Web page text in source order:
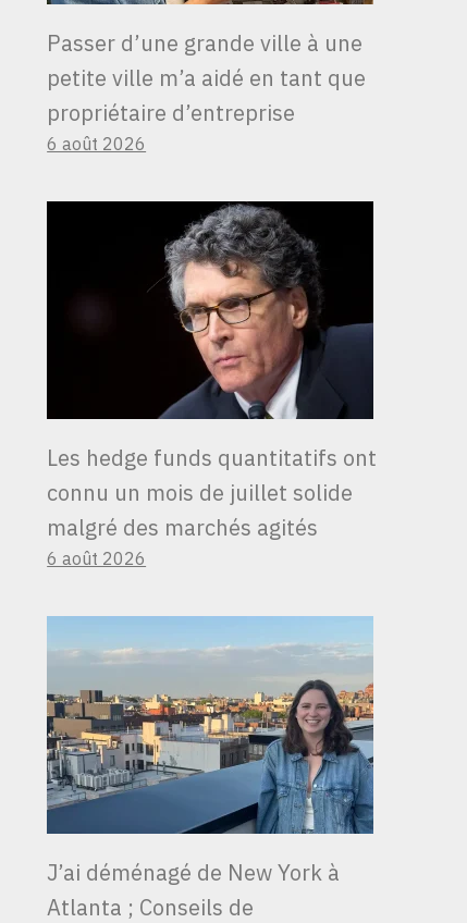
Passer d’une grande ville à une
petite ville m’a aidé en tant que
propriétaire d’entreprise
6 août 2026
Les hedge funds quantitatifs ont
connu un mois de juillet solide
malgré des marchés agités
6 août 2026
J’ai déménagé de New York à
Atlanta ; Conseils de